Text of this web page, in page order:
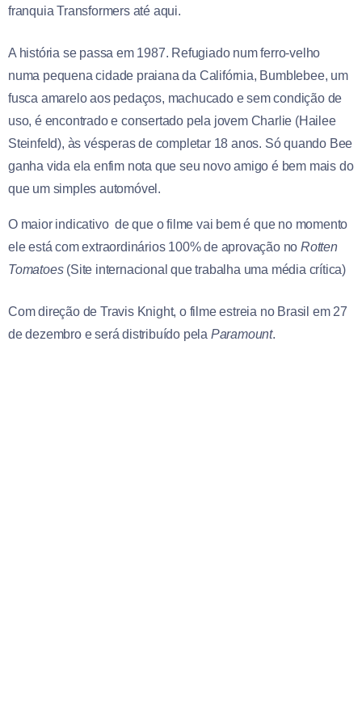
franquia Transformers até aqui.
A história se passa em 1987. Refugiado num ferro-velho
numa pequena cidade praiana da Califórnia, Bumblebee, um
fusca amarelo aos pedaços, machucado e sem condição de
uso, é encontrado e consertado pela jovem Charlie (Hailee
Steinfeld), às vésperas de completar 18 anos. Só quando Bee
ganha vida ela enfim nota que seu novo amigo é bem mais do
que um simples automóvel.
O maior indicativo de que o filme vai bem é que no momento
ele está com extraordinários 100% de aprovação no Rotten
Tomatoes (Site internacional que trabalha uma média crítica)
Com direção de Travis Knight, o filme estreia no Brasil em 27
de dezembro e será distribuído pela Paramount.